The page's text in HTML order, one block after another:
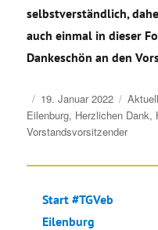
selbstverständlich,
auch einmal in dieser
Dankeschön an den
Veröffentlicht
am
19. Januar 2022
Eilenburg, Herzlichen Dank,
Vorstandsvorsitzender
Start #TGVeb
Eilenburg